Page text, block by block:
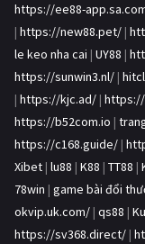
https://ee88-
| https://new88.pet/ |
le keo nha cai | UY88 |
https://sunwin3.nl/ |
| https://kjc.ad/ |
https://b52com.io |
https://c168.guide/ |
Xibet | lu88 | K88 | TT88 |
78win | game bài đổi
okvip.uk.com/ | qs88 |
https://sv368.direct/ |